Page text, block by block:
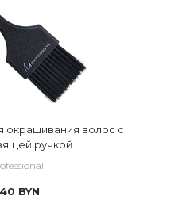
окрашивания волос с
ручкой
BYN